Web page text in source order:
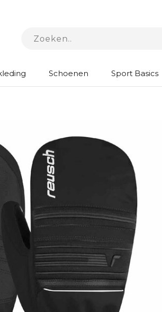
Schoenen Sport Basics